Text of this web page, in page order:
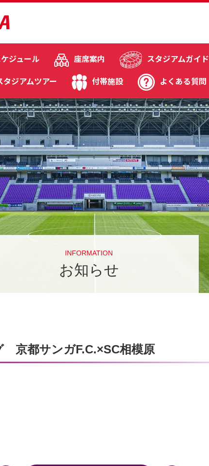
ジュール 座席案内 スタジアムガイド
タジアムツアー 付帯施設 よくある質問
INFORMATION
お知らせ
京都サンガF.C.×SC相模原